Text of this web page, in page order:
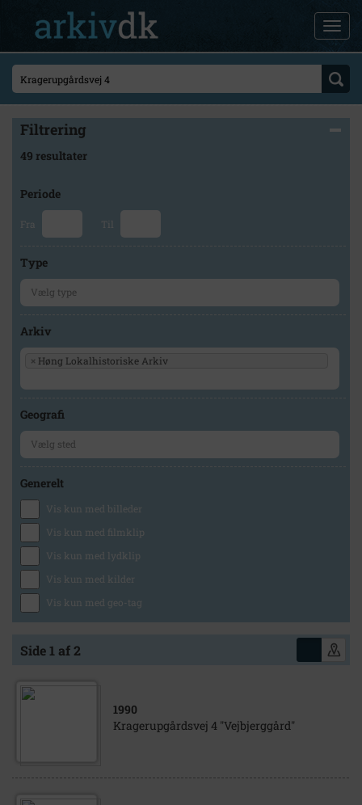
Filtrering
49 resultater
Periode
Fra Til
Type
Arkiv
× Høng Lokalhistoriske Arkiv
Geografi
Generelt
Vis kun med billeder
Vis kun med filmklip
Vis kun med lydklip
Vis kun med kilder
Vis kun med geo-tag
Side 1 af 2
1990
Kragerupgårdsvej 4 "Vejbjerggård"